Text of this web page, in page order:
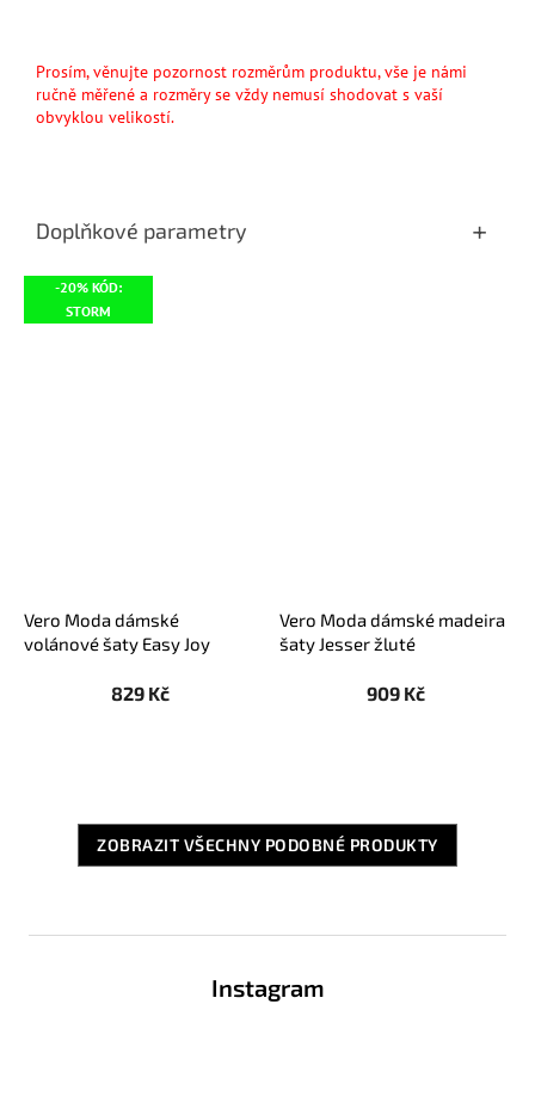
Prosím, věnujte pozornost rozměrům produktu, vše je námi
ručně měřené a rozměry se vždy nemusí shodovat s vaší
obvyklou velikostí.
Doplňkové parametry
-20% KÓD:
STORM
Vero Moda dámské
volánové šaty Easy Joy
829 Kč
Vero Moda dámské madeira
šaty Jesser žluté
909 Kč
ZOBRAZIT VŠECHNY PODOBNÉ PRODUKTY
Instagram